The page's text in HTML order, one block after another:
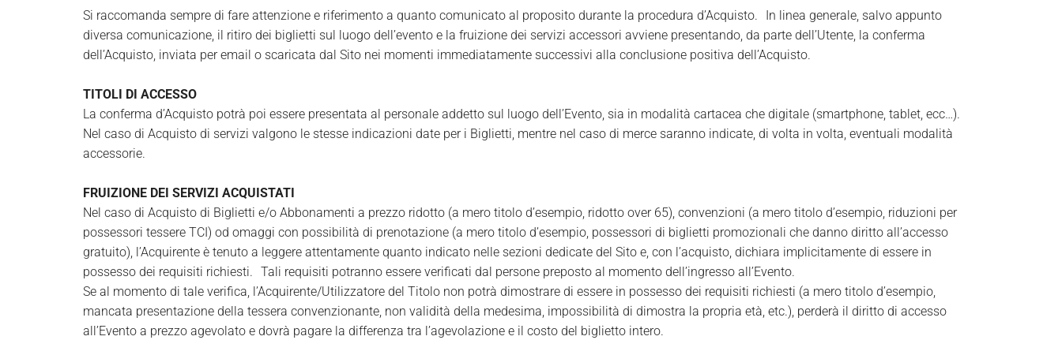
Si raccomanda sempre di fare attenzione e riferimento a quanto comunicato al proposito durante la procedura d’Acquisto. In linea generale, salvo appunto
diversa comunicazione, il ritiro dei biglietti sul luogo dell’evento e la fruizione dei servizi accessori avviene presentando, da parte dell’Utente, la conferma
dell’Acquisto, inviata per email o scaricata dal Sito nei momenti immediatamente successivi alla conclusione positiva dell’Acquisto.
TITOLI DI ACCESSO
La conferma d’Acquisto potrà poi essere presentata al personale addetto sul luogo dell’Evento, sia in modalità cartacea che digitale (smartphone, tablet, ecc…).
Nel caso di Acquisto di servizi valgono le stesse indicazioni date per i Biglietti, mentre nel caso di merce saranno indicate, di volta in volta, eventuali modalità
accessorie.
FRUIZIONE DEI SERVIZI ACQUISTATI
Nel caso di Acquisto di Biglietti e/o Abbonamenti a prezzo ridotto (a mero titolo d’esempio, ridotto over 65), convenzioni (a mero titolo d’esempio, riduzioni per
possessori tessere TCI) od omaggi con possibilità di prenotazione (a mero titolo d’esempio, possessori di biglietti promozionali che danno diritto all’accesso
gratuito), l’Acquirente è tenuto a leggere attentamente quanto indicato nelle sezioni dedicate del Sito e, con l’acquisto, dichiara implicitamente di essere in
possesso dei requisiti richiesti. Tali requisiti potranno essere verificati dal persone preposto al momento dell’ingresso all’Evento.
Se al momento di tale verifica, l’Acquirente/Utilizzatore del Titolo non potrà dimostrare di essere in possesso dei requisiti richiesti (a mero titolo d’esempio,
mancata presentazione della tessera convenzionante, non validità della medesima, impossibilità di dimostra la propria età, etc.), perderà il diritto di accesso
all’Evento a prezzo agevolato e dovrà pagare la differenza tra l’agevolazione e il costo del biglietto intero.